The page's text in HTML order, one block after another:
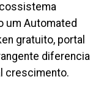
um Automated
gratuito, portal
diferencia
crescimento.